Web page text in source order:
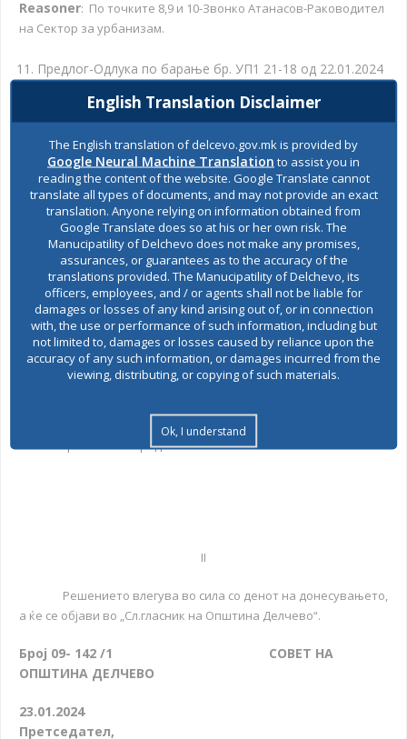
Reasoner: По точките 8,9 и 10-Звонко Атанасов-Раководител
на Сектор за урбанизам.
Предлог-Одлука по барање бр. УП1 21-18 од 22.01.2024
за финансиска поддршка на Ракометен клуб ДЕЛЧЕВО;
13.Предлог-Решение за разрешување, именување и
утврдување на членови на Управниот одбор на Општинска
јавнаустанова за деца Детска градинка „ВЕСЕЛИ
ЦВЕТОВИ“Делчево;
Reasoner: Гоце Попов-Претседател на Совет.
14.Предлог-Одлука заревидирање и
проширувањеначленовитенаШтаботзазаштита и
спасувањенаопштинаДелчево;
Reasoner: Татјана Стојковска-Виш соработник за заштита на
15. Прашања и предлози на членови на Совет.
II
Решението влегува во сила со денот на донесувањето,
а ќе се објави во „Сл.гласник на Општина Делчево“.
Број 09- 142 /1 СОВЕТ НА
ОПШТИНА ДЕЛЧЕВО
23.01.2024
Претседател,
English Translation Disclaimer
The English translation of delcevo.gov.mk is provided by
Google Neural Machine Translation to assist you in
reading the content of the website. Google Translate cannot
translate all types of documents, and may not provide an exact
translation. Anyone relying on information obtained from
Google Translate does so at his or her own risk. The
Manucipatility of Delchevo does not make any promises,
assurances, or guarantees as to the accuracy of the
translations provided. The Manucipatility of Delchevo, its
officers, employees, and / or agents shall not be liable for
damages or losses of any kind arising out of, or in connection
with, the use or performance of such information, including but
not limited to, damages or losses caused by reliance upon the
accuracy of any such information, or damages incurred from the
viewing, distributing, or copying of such materials.
Ok, I understand